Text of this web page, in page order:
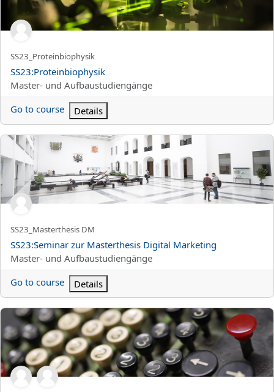
Titolo abbreviato del corso
SS23_Proteinbiophysik
Titolo del corso
SS23:Proteinbiophysik
Categoria di corsi
Master- und Aufbaustudiengänge
Go to course
Details
SS23:Seminar zur Masterthesis Digital Marketing
Titolo abbreviato del corso
SS23_Masterthesis DM
Titolo del corso
SS23:Seminar zur Masterthesis Digital Marketing
Categoria di corsi
Master- und Aufbaustudiengänge
Go to course
Details
SS23:Music Information Retrieval